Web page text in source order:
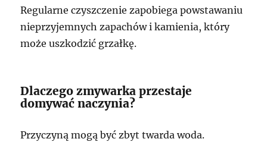
Regularne czyszczenie zapobiega powstawaniu
nieprzyjemnych zapachów i kamienia, który
może uszkodzić grzałkę.
Dlaczego zmywarka przestaje
domywać naczynia?
Przyczyną mogą być zbyt twarda woda.